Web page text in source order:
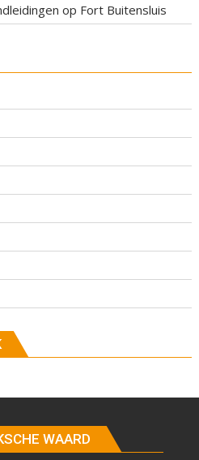
op Fort Buitensluis
WAARD